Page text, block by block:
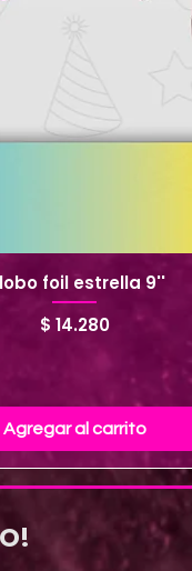
foil estrella 9''
Precio
$ 14.280
Agregar al carrito